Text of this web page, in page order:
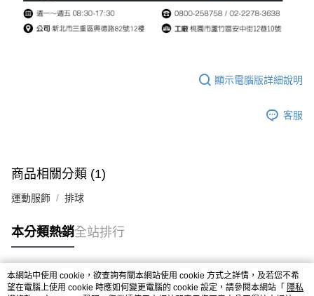
顯示電腦版詳細說明
客服
商品相關分類 (1)
運動服飾 排球
本分類熱銷全站排行
熱門標籤
本網站中使用 cookie，欲查詢有關本網站使用 cookie 方式之詳情，及若您不希
望在電腦上使用 cookie 時應如何變更電腦的 cookie 設定，請參閱本網站「 隱私